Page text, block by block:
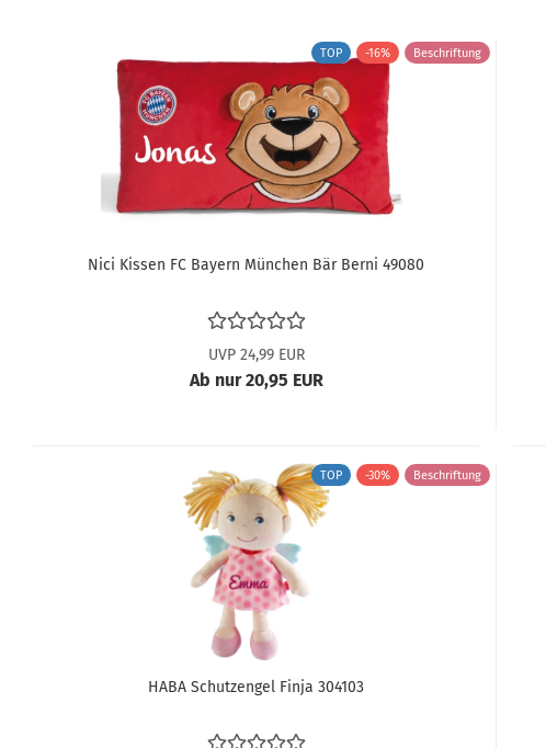
TOP -16% Beschriftung
Nici Kissen FC Bayern München Bär Berni 49080
UVP 24,99 EUR
Ab nur 20,95 EUR
TOP -30% Beschriftung
HABA Schutzengel Finja 304103